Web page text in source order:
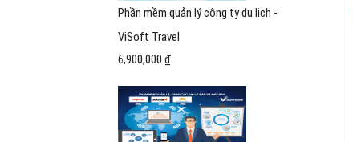
Phần mềm quản lý công ty du lịch -
ViSoft Travel
6,900,000 ₫